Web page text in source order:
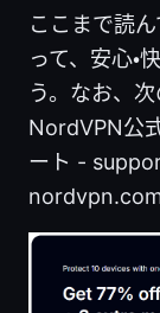
ここまで読
って、安心
う。なお、
NordVPN公
ート -